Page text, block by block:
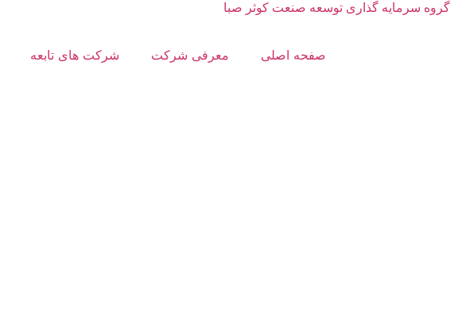
گروه سرمایه گذاری توسعه صنعت کوثر صبا
صفحه اصلی معرفی شرکت شرکت های تابعه